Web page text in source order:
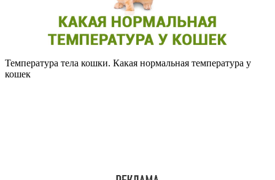
Температура тела кошки. Какая нормальная температура у
кошек